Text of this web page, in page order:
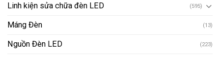
Linh kiện sửa chữa đèn LED (595)
Máng Đèn (13)
Nguồn Đèn LED (223)